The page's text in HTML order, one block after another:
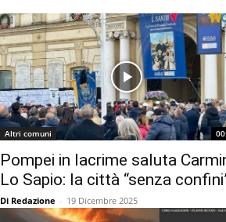
Altri comuni
Pompei in lacrime saluta
Lo Sapio: la città “senza
Di Redazione - 19 Dicembre 2025